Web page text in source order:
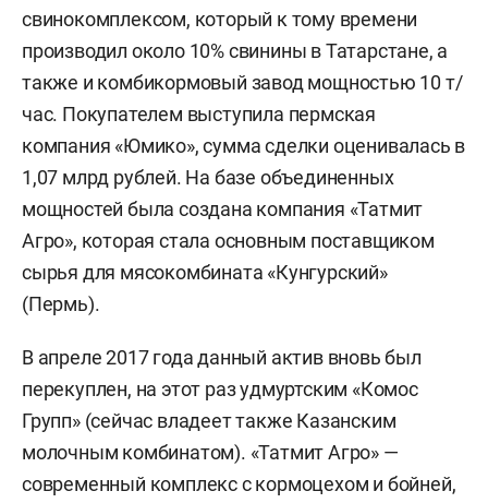
свинокомплексом, который к тому времени
производил около 10% свинины в Татарстане, а
также и комбикормовый завод мощностью 10 т/
час. Покупателем выступила пермская
компания «Юмико», сумма сделки оценивалась в
1,07 млрд рублей. На базе объединенных
мощностей была создана компания «Татмит
Агро», которая стала основным поставщиком
сырья для мясокомбината «Кунгурский»
(Пермь).
В апреле 2017 года данный актив вновь был
перекуплен, на этот раз удмуртским «Комос
Групп» (сейчас владеет также Казанским
молочным комбинатом). «Татмит Агро» —
современный комплекс с кормоцехом и бойней,